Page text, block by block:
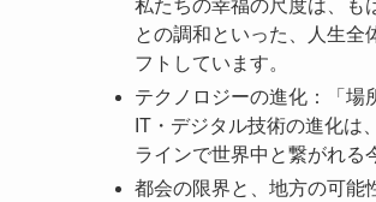
私たちの幸福の尺度は、も
との調和といった、人生全
フトしています。
テクノロジーの進化：「場
IT・デジタル技術の進化は
ラインで世界中と繋がれる
都会の限界と、地方の可能